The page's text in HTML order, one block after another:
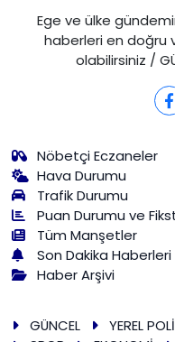
Ege ve ülke
haberleri en doğru
olabilirsiniz /
Nöbetçi Eczaneler
Hava Durumu
Trafik Durumu
Puan Durumu ve
Tüm Manşetler
Son Dakika Haberleri
Haber Arşivi
GÜNCEL YEREL